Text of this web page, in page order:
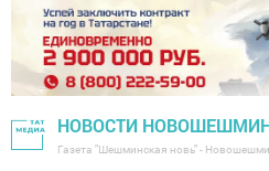
НОВОСТИ
Газета "Шешминская новь" -